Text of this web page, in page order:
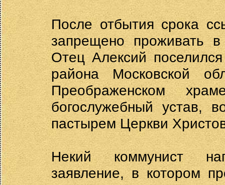
После отбытия срока
запрещено проживать
Отец Алексий
района Московской
Преображенском
богослужебный устав,
пастырем Церкви
Некий коммунист
заявление, в котором